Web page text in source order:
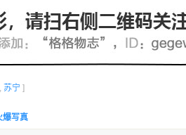
, 苏宁 ]
爆写真